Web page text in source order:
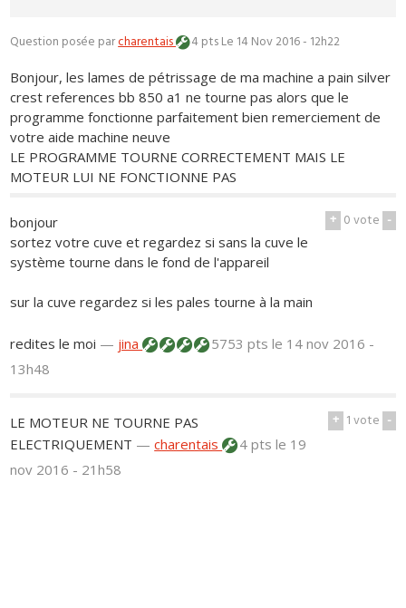
Question posée parcharentais 4 ptsLe 14 Nov 2016 - 12h22
Bonjour, les lames de pétrissage de ma machine a pain silver
crest references bb 850 a1 ne tourne pas alors que le
programme fonctionne parfaitement bien remerciement de
votre aide machine neuve
LE PROGRAMME TOURNE CORRECTEMENT MAIS LE
MOTEUR LUI NE FONCTIONNE PAS
+ 0vote -
bonjour
sortez votre cuve et regardez si sans la cuve le
système tourne dans le fond de l'appareil
sur la cuve regardez si les pales tourne à la main
redites le moi — jina 5753 ptsle 14 nov 2016 -
13h48
+ 1vote -
LE MOTEUR NE TOURNE PAS
ELECTRIQUEMENT —charentais 4 ptsle 19
nov 2016 - 21h58